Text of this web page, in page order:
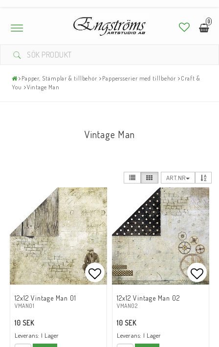
0
Toggle
navigation
Papper, Stämplar & tillbehör Pappersserier med tillbehör
Craft &
You
Vintage Man
Vintage Man
ART.NR
Lägg till i favoritlistan
12x12 Vintage Man 01
VMAN01
10 SEK
Leverans: I Lager
12x12 Vintage Man 02
VMAN02
10 SEK
Leverans: I Lager